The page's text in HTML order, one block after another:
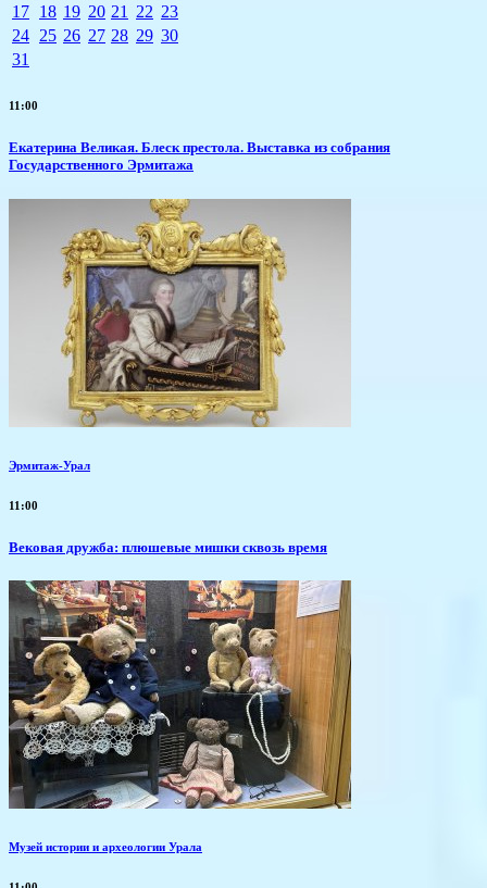
17 18 19 20 21 22 23
24 25 26 27 28 29 30
31
11:00
Екатерина Великая. Блеск престола. Выставка из собрания
Государственного Эрмитажа
Эрмитаж-Урал
11:00
Вековая дружба: плюшевые мишки сквозь время
Музей истории и археологии Урала